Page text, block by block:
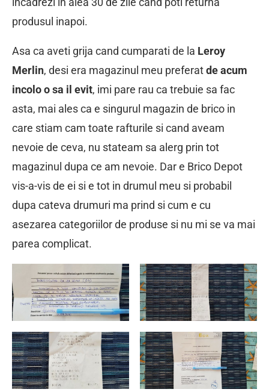
produsul inapoi.
Asa ca aveti grija cand cumparati de la Leroy
Merlin, desi era magazinul meu preferatde acum
incolo o sa il evit, imi pare rau ca trebuie sa fac
asta, mai ales ca e singurul magazin de brico in
care stiam cam toate rafturile si cand aveam
nevoie de ceva, nu stateam sa alerg prin tot
magazinul dupa ce am nevoie. Dar e Brico Depot
vis-a-vis de ei si e tot in drumul meu si probabil
dupa cateva drumuri ma prind si cum e cu
asezarea categoriilor de produse si nu mi se va mai
parea complicat.